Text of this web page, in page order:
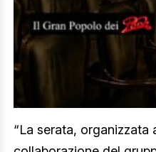
“La serata, organizzata